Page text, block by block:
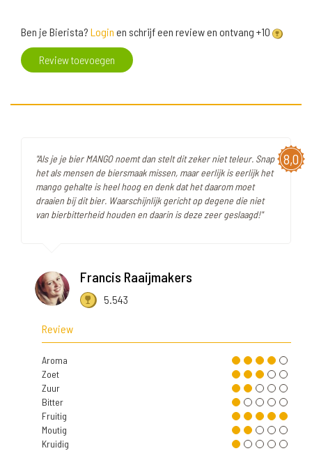
Ben je Bierista? Login en schrijf een review en ontvang +10
Review toevoegen
8,0
"Als je je bier MANGO noemt dan stelt dit zeker niet teleur. Snap
het als mensen de biersmaak missen, maar eerlijk is eerlijk het
mango gehalte is heel hoog en denk dat het daarom moet
draaien bij dit bier. Waarschijnlijk gericht op degene die niet
van bierbitterheid houden en daarin is deze zeer geslaagd!"
Francis Raaijmakers
5.543
Review
Aroma
Zoet
Zuur
Bitter
Fruitig
Moutig
Kruidig